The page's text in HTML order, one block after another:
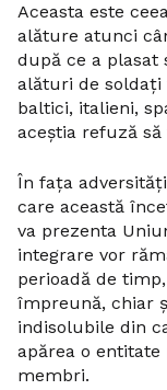
Aceasta este
alăture atunci
după ce a
alături de soldați
baltici, italieni,
aceștia refuză
În fața
care această
va prezenta
integrare vor
perioadă de
împreună, chiar
indisolubile din
apărea o
membri.